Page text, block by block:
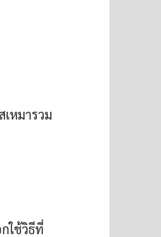
หมารวม
ใช้วิธีที่